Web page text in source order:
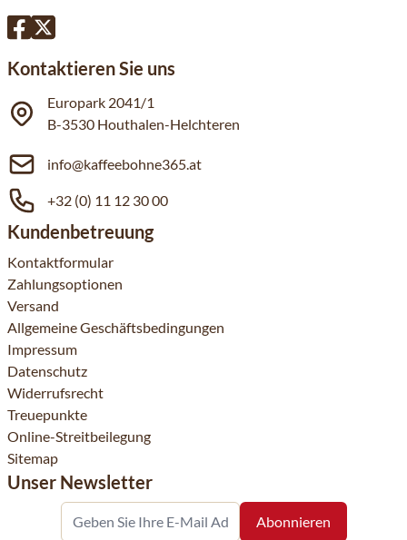
Kontaktieren Sie uns
Europark 2041/1
B-3530 Houthalen-Helchteren
info@kaffeebohne365.at
+32 (0) 11 12 30 00
Kundenbetreuung
Kontaktformular
Zahlungsoptionen
Versand
Allgemeine Geschäftsbedingungen
Impressum
Datenschutz
Widerrufsrecht
Treuepunkte
Online-Streitbeilegung
Sitemap
Unser Newsletter